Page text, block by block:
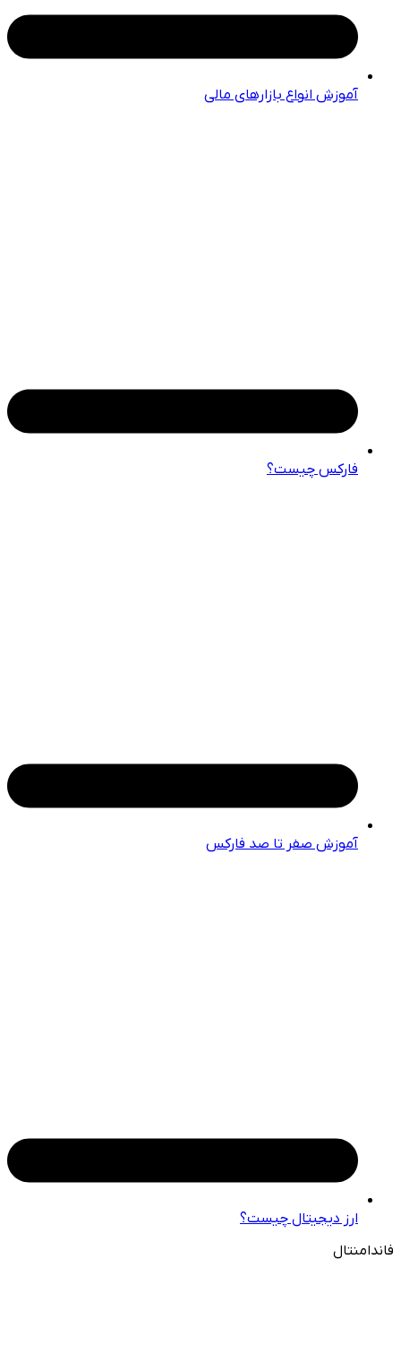
آموزش انواع بازارهای مالی
فارکس چیست؟
آموزش صفر تا صد فارکس
ارز دیجیتال چیست؟
فاندامنتال